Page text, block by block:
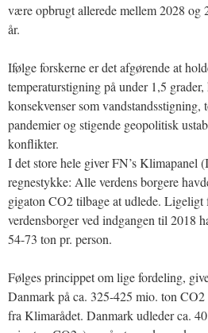
være opbrugt allerede mellem 2028 og
år.
Ifølge forskerne er det afgørende at
temperaturstigning på under 1,5
konsekvenser som vandstandsstigning,
pandemier og stigende geopolitisk
konflikter.
I det store hele giver FN’s Klimapanel
regnestykke: Alle verdens borgere
gigaton CO2 tilbage at udlede. Ligeligt
verdensborger ved indgangen til 2018
54-73 ton pr. person.
Følges princippet om lige fordeling,
Danmark på ca. 325-425 mio. ton CO2
fra Klimarådet. Danmark udleder ca.